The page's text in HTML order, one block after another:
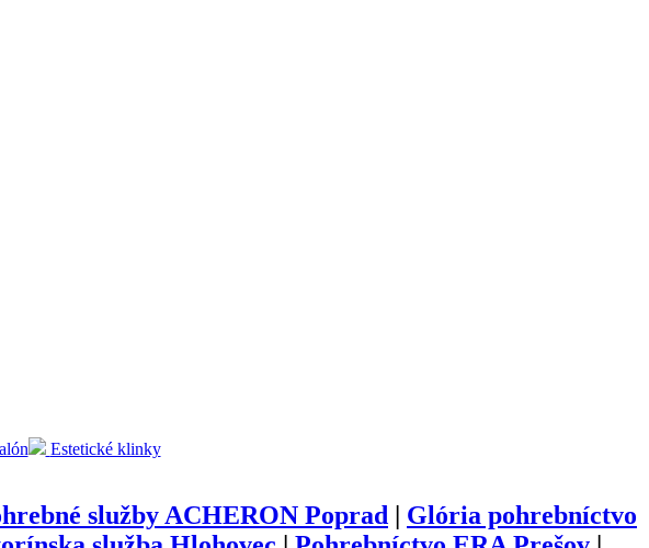
Estetické klinky
služby ACHERON Poprad
Glória pohrebníctvo